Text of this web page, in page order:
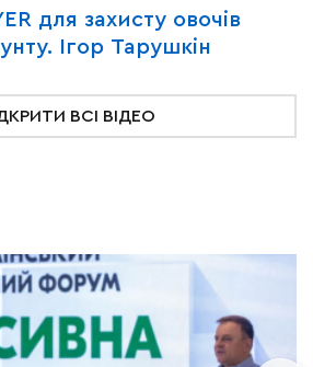
для захисту овочів
Ігор Тарушкін
ВСІ ВІДЕО